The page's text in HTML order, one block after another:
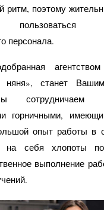
ритм, поэтому
пользоваться
персонала.
няня», станет
сотрудничаем
горничными,
опыт работы в
на себя хлопоты по
выполнение